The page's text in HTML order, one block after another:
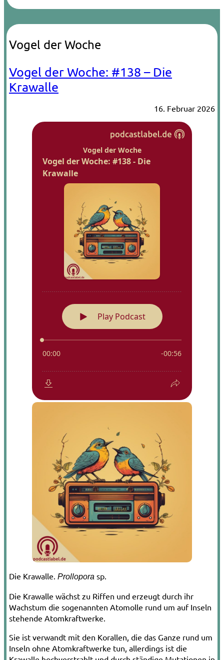
Vogel der Woche
Vogel der Woche: #138 – Die
Krawalle
16. Februar 2026
Die Krawalle. Prollopora sp.
Die Krawalle wächst zu Riffen und erzeugt durch ihr
Wachstum die sogenannten Atomolle rund um auf Inseln
stehende Atomkraftwerke.
Sie ist verwandt mit den Korallen, die das Ganze rund um
Inseln ohne Atomkraftwerke tun, allerdings ist die